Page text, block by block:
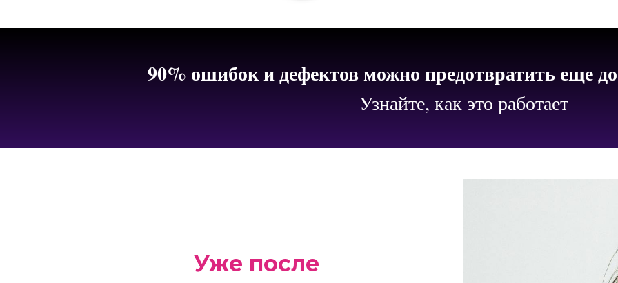
90% ошибок и дефектов можно предотвратить еще
Узнайте, как это работает
Уже после